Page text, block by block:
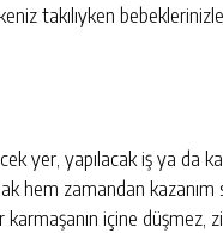
takılıyken
yer, yapılacak iş ya da
hem zamandan
içine düşmez,